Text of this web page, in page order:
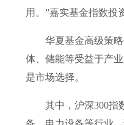
用。”嘉实基金指数投
华夏基金高级策略
体、储能等受益于产
是市场选择。
其中，沪深300指数